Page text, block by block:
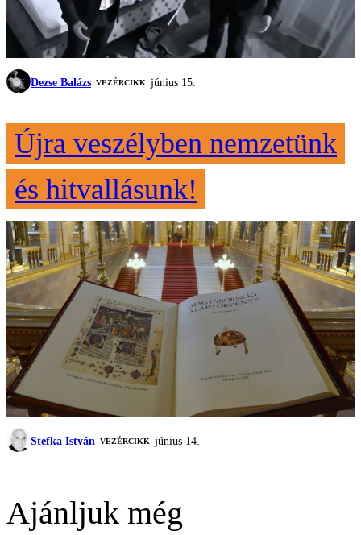
Dezse Balázs VEZÉRCIKK június 15.
Újra veszélyben nemzetünk
és hitvallásunk!
Stefka István VEZÉRCIKK június 14.
Ajánljuk még